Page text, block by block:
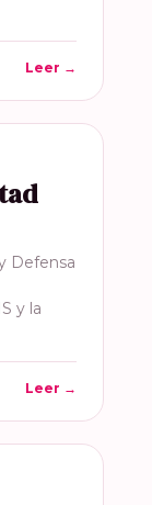
Leer →
Defensa
y la
Leer →